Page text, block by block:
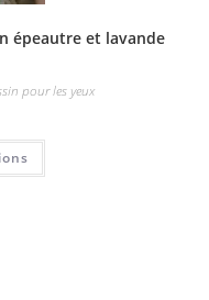
épeautre et lavande
pour les yeux
Ce
a